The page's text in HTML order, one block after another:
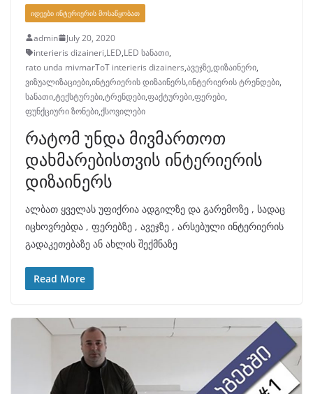
ᲘᲓᲔᲔᲑᲘ ᲘᲜᲢᲔᲠᲘᲔᲠᲘᲡ ᲛᲝᲡᲐᲬᲧᲝᲑᲐᲗ
admin
July 20, 2020
interieris dizaineri,LED,LED სანათი,
rato unda mivmarToT interieris dizainers,ავეჯზე,დიზაინერი,
ვიზუალიზაციები,ინტერიერის დიზაინერს,ინტერიერის ტრენდები,
სანათი,ტექსტურები,ტრენდები,ფაქტურები,ფერები,
ფუნქციური ზონები,ქსოვილები
რატომ უნდა მივმართოთ
დახმარებისთვის ინტერიერის
დიზაინერს
ალბათ ყველას უფიქრია ადგილზე და გარემოზე , სადაც
იცხოვრებდა , ფერებზე , ავეჯზე , არსებული ინტერიერის
გადაკეთებაზე ან ახლის შექმნაზე
Read More